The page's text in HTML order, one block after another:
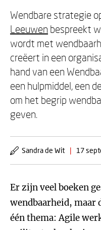
Wendbare strategie
Leeuwen bespreekt
wordt met
creëert in een
hand van een
een hulpmiddel, een
om het begrip
geven.
Sandra de Wit | 17
Er zijn veel boeken
wendbaarheid, maar
één thema: Agile